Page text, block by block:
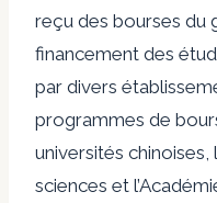
reçu des bourses du
financement des
par divers
programmes de
universités chinoises,
sciences et